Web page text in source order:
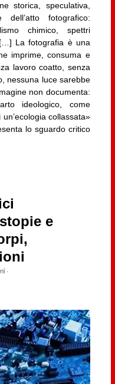
storica, speculativa,
fotografico:
chimico, spettri
La fotografia è una
imprime, consuma e
lavoro coatto, senza
nessuna luce sarebbe
non documenta:
ideologico, come
collassata»
lo sguardo critico
e
·